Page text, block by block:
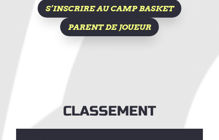
S’INSCRIRE AU CAMP BASKET
PARENT DE JOUEUR
CLASSEMENT